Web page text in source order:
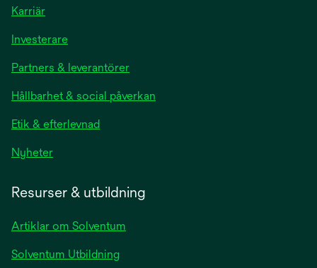
Karriär
Investerare
Partners & leverantörer
Hållbarhet & social påverkan
Etik & efterlevnad
Nyheter
Resurser & utbildning
Artiklar om Solventum
Solventum Utbildning